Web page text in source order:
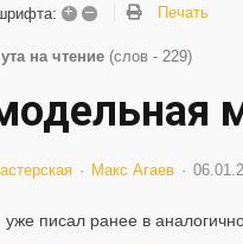
+ – Печать
на чтение (слов - 229)
Макс Агаев
уже писал ранее в